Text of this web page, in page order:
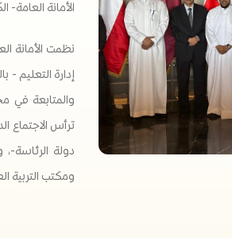
الأمانة العامة-
نظمت الأمانة
إدارة التعليم -
ترأس الاجتماع
دولة الرئاسة-،
ومكتب التربية